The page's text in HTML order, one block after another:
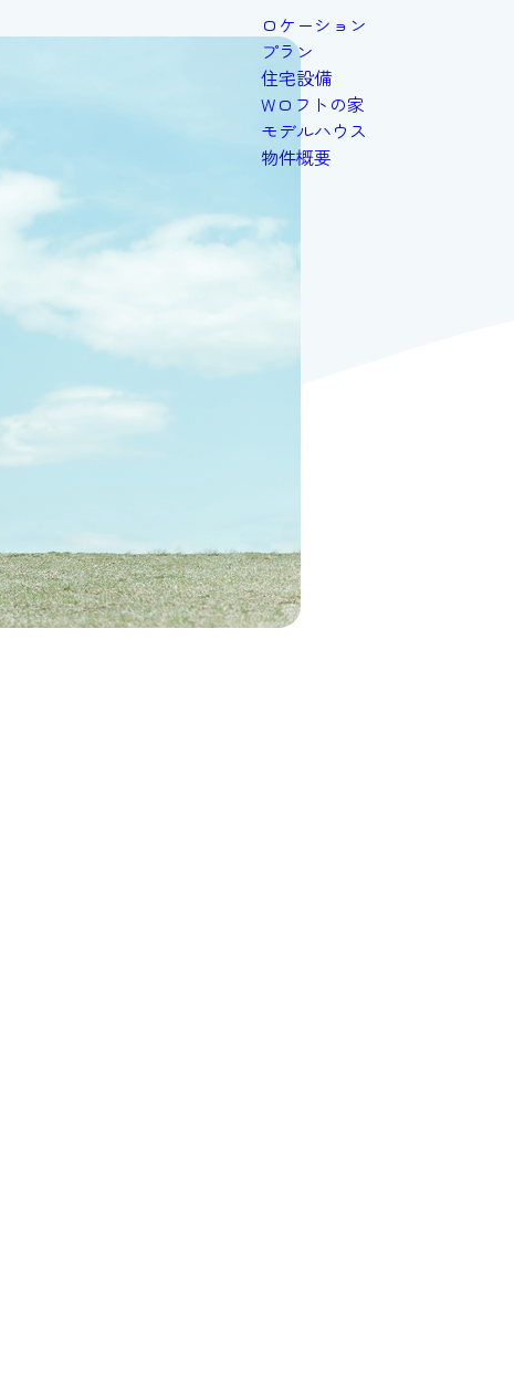
ロケーション
プラン
住宅設備
Wロフトの家
モデルハウス
物件概要